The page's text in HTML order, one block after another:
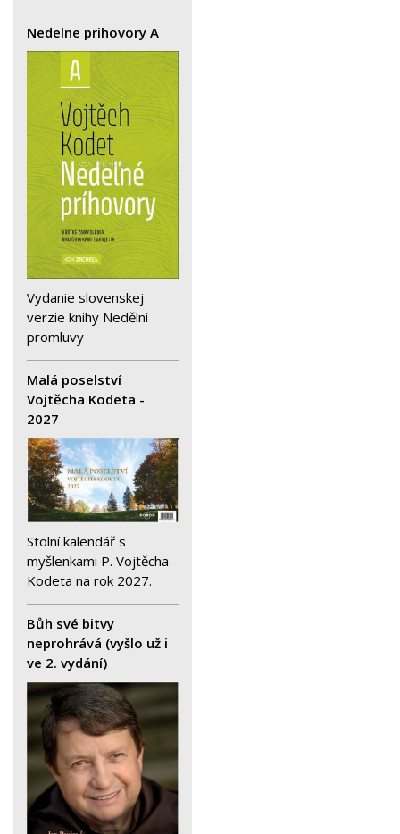
Nedelne prihovory A
Vydanie slovenskej
verzie knihy Nedělní
promluvy
Malá poselství
Vojtěcha Kodeta -
2027
Stolní kalendář s
myšlenkami P. Vojtěcha
Kodeta na rok 2027.
Bůh své bitvy
neprohrává (vyšlo už i
ve 2. vydání)